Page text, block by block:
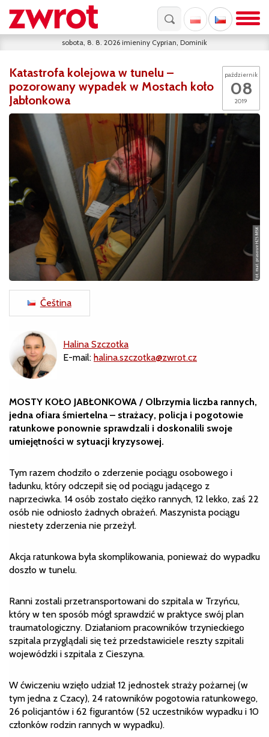
sobota, 8. 8. 2026 imieniny Cyprian, Dominik
październik
08
2019
Katastrofa kolejowa w tunelu –
pozorowany wypadek w Mostach koło
Jabłonkowa
Čeština
Halina Szczotka
E-mail: halina.szczotka@zwrot.cz
MOSTY KOŁO JABŁONKOWA / Olbrzymia liczba rannych,
jedna ofiara śmiertelna – strażacy, policja i pogotowie
ratunkowe ponownie sprawdzali i doskonalili swoje
umiejętności w sytuacji kryzysowej.
Tym razem chodziło o zderzenie pociągu osobowego i
ładunku, który odczepił się od pociągu jadącego z
naprzeciwka. 14 osób zostało ciężko rannych, 12 lekko, zaś 22
osób nie odniosło żadnych obrażeń. Maszynista pociągu
niestety zderzenia nie przeżył.
Akcja ratunkowa była skomplikowania, ponieważ do wypadku
doszło w tunelu.
Ranni zostali przetransportowani do szpitala w Trzyńcu,
który w ten sposób mógł sprawdzić w praktyce swój plan
traumatologiczny. Działaniom pracowników trzynieckiego
szpitala przyglądali się też przedstawiciele reszty szpitali
wojewódzki i szpitala z Cieszyna.
W ćwiczeniu wzięło udział 12 jednostek straży pożarnej (w
tym jedna z Czacy), 24 ratowników pogotowia ratunkowego,
26 policjantów i 62 figurantów (52 uczestników wypadku i 10
członków rodzin rannych w wypadku).